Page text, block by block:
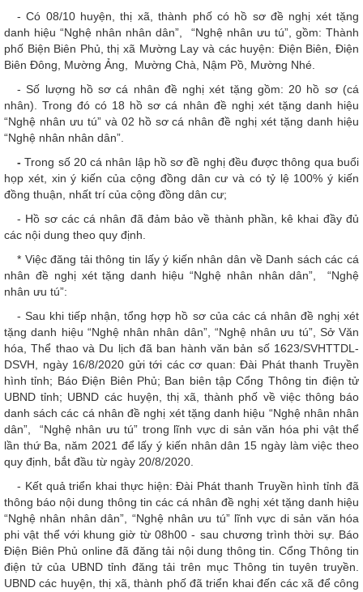
- Có 08/10 huyện, thị xã, thành phố có hồ sơ đề nghị xét tặng
danh hiệu “Nghệ nhân nhân dân”, “Nghệ nhân ưu tú”, gồm: Thành
phố Biện Biên Phủ, thị xã Mường Lay và các huyện: Điện Biên, Điện
Biên Đông, Mường Ảng, Mường Chà, Nậm Pồ, Mường Nhé.
- Số lượng hồ sơ cá nhân đề nghị xét tặng gồm: 20 hồ sơ (cá
nhân). Trong đó có 18 hồ sơ cá nhân đề nghị xét tặng danh hiệu
“Nghệ nhân ưu tú” và 02 hồ sơ cá nhân đề nghị xét tặng danh hiệu
“Nghệ nhân nhân dân”.
-Trong số 20 cá nhân lập hồ sơ đề nghị đều được thông qua buổi
họp xét, xin ý kiến của cộng đồng dân cư và có tỷ lệ 100% ý kiến
đồng thuận, nhất trí của cộng đồng dân cư;
- Hồ sơ các cá nhân đã đảm bảo về thành phần, kê khai đầy đủ
các nội dung theo quy định.
* Việc đăng tải thông tin lấy ý kiến nhân dân về Danh sách các cá
nhân đề nghị xét tặng danh hiệu “Nghệ nhân nhân dân”, “Nghệ
nhân ưu tú”:
- Sau khi tiếp nhận, tổng hợp hồ sơ của các cá nhân đề nghị xét
tặng danh hiệu “Nghệ nhân nhân dân”, “Nghệ nhân ưu tú”, Sở Văn
hóa, Thể thao và Du lịch đã ban hành văn bản số 1623/SVHTTDL-
DSVH, ngày 16/8/2020 gửi tới các cơ quan: Đài Phát thanh Truyền
hình tỉnh; Báo Điện Biên Phủ; Ban biên tập Cổng Thông tin điện tử
UBND tỉnh; UBND các huyện, thị xã, thành phố về việc thông báo
danh sách các cá nhân đề nghị xét tặng danh hiệu “Nghệ nhân nhân
dân”, “Nghệ nhân ưu tú” trong lĩnh vực di sản văn hóa phi vật thể
lần thứ Ba, năm 2021 để lấy ý kiến nhân dân 15 ngày làm việc theo
quy định, bắt đầu từ ngày 20/8/2020.
- Kết quả triển khai thực hiện: Đài Phát thanh Truyền hình tỉnh đã
thông báo nội dung thông tin các cá nhân đề nghị xét tặng danh hiệu
“Nghệ nhân nhân dân”, “Nghệ nhân ưu tú” lĩnh vực di sản văn hóa
phi vật thể với khung giờ từ 08h00 - sau chương trình thời sự. Báo
Điện Biên Phủ online đã đăng tải nội dung thông tin. Cổng Thông tin
điện tử của UBND tỉnh đăng tải trên mục Thông tin tuyên truyền.
UBND các huyện, thị xã, thành phố đã triển khai đến các xã để công